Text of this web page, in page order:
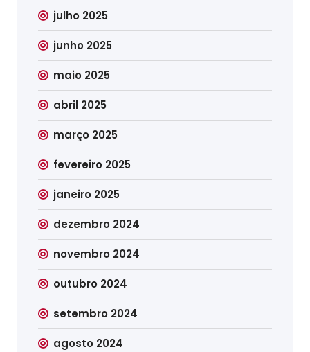
julho 2025
junho 2025
maio 2025
abril 2025
março 2025
fevereiro 2025
janeiro 2025
dezembro 2024
novembro 2024
outubro 2024
setembro 2024
agosto 2024